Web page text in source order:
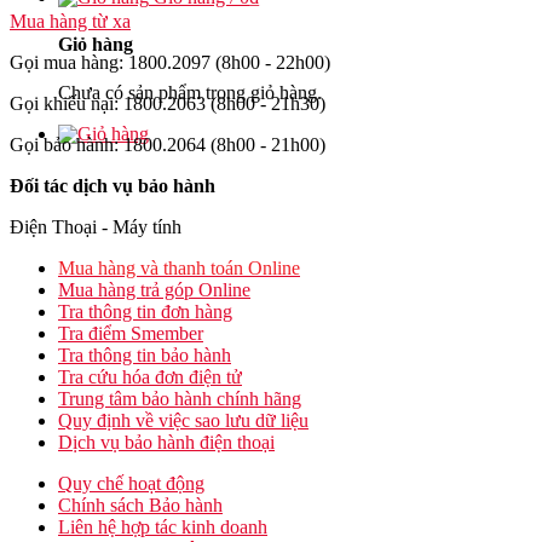
Giỏ hàng
Chưa có sản phẩm trong giỏ hàng.
Mua hàng từ xa
Gọi mua hàng: 1800.2097 (8h00 - 22h00)
Gọi khiếu nại: 1800.2063 (8h00 - 21h30)
Gọi bảo hành: 1800.2064 (8h00 - 21h00)
Đối tác dịch vụ bảo hành
Điện Thoại - Máy tính
Mua hàng và thanh toán Online
Mua hàng trả góp Online
Tra thông tin đơn hàng
Tra điểm Smember
Tra thông tin bảo hành
Tra cứu hóa đơn điện tử
Trung tâm bảo hành chính hãng
Quy định về việc sao lưu dữ liệu
Dịch vụ bảo hành điện thoại
Quy chế hoạt động
Chính sách Bảo hành
Liên hệ hợp tác kinh doanh